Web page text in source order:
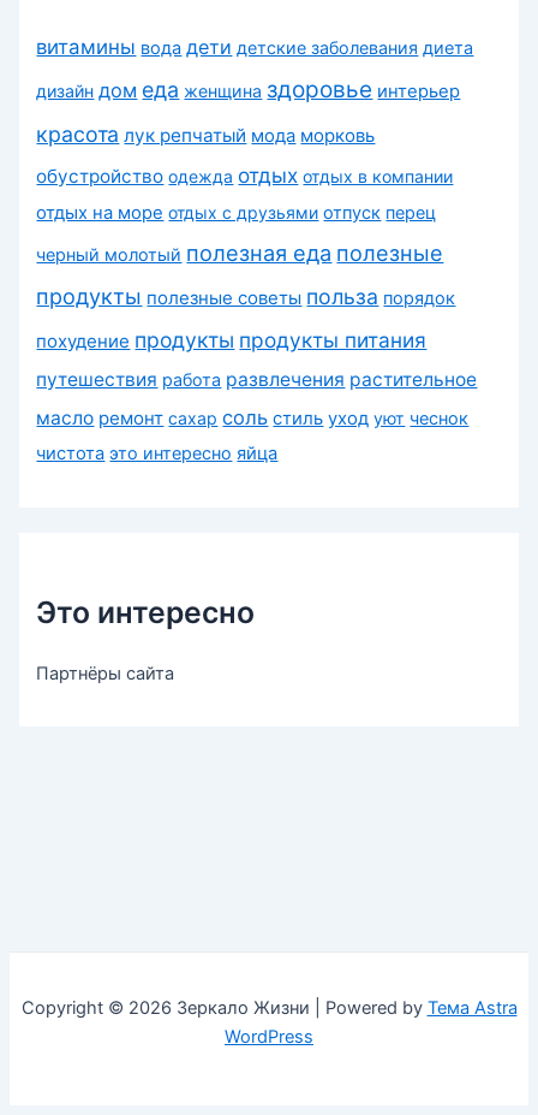
витамины вода дети детские заболевания диета
дизайн дом еда женщина здоровье интерьер
красота лук репчатый мода морковь
обустройство одежда отдых отдых в компании
отдых на море отдых с друзьями отпуск перец
черный молотый полезная еда полезные
продукты полезные советы польза порядок
похудение продукты продукты питания
путешествия работа развлечения растительное
масло ремонт сахар соль стиль уход уют чеснок
чистота это интересно яйца
Это интересно
Партнёры сайта
Copyright © 2026 Зеркало Жизни | Powered by Тема Astra
WordPress